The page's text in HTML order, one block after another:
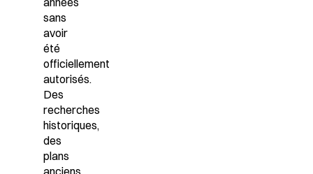
sans
avoir
été
officiellement
autorisés.
Des
recherches
historiques,
des
plans
anciens